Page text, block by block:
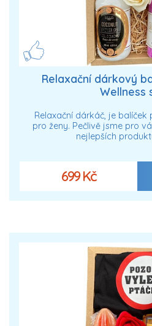
Relaxační dárkový
Wellness
Relaxační dárkáč, je
pro ženy. Pečlivě jsme pro
nejlepších
699 Kč